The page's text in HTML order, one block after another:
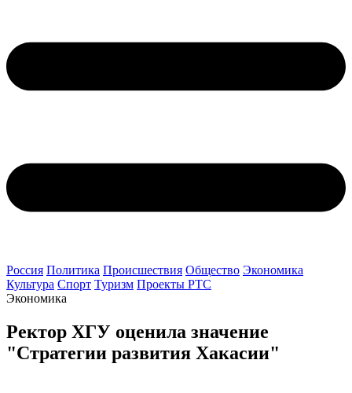
Россия Политика Происшествия Общество Экономика
Культура Спорт Туризм Проекты РТС
Экономика
Ректор ХГУ оценила значение
"Стратегии развития Хакасии"